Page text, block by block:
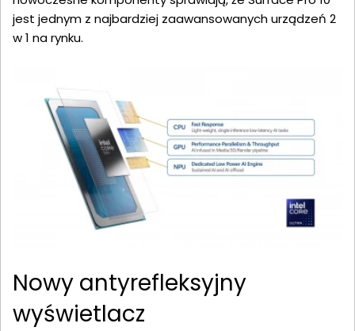
jest jednym z najbardziej zaawansowanych urządzeń 2
w 1 na rynku.
Nowy antyrefleksyjny
wyświetlacz